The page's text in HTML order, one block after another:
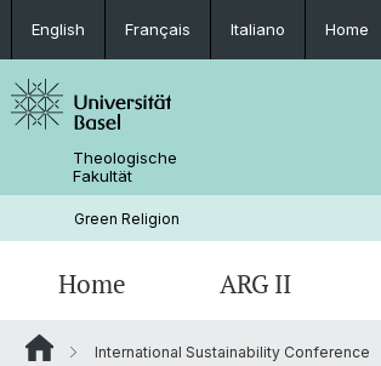
English Français Italiano Home
Theologische
Fakultät
Green Religion
Home ARG II
International Sustainability Conference